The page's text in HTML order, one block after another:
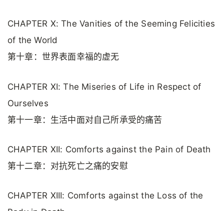
CHAPTER X: The Vanities of the Seeming Felicities
of the World
第十章：世界表面幸福的虚无
CHAPTER XI: The Miseries of Life in Respect of
Ourselves
第十一章：生活中面对自己所承受的痛苦
CHAPTER XII: Comforts against the Pain of Death
第十二章：对抗死亡之痛的安慰
CHAPTER XIII: Comforts against the Loss of the